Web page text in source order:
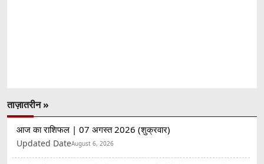
ताज़ातरीन »
आज का राशिफल | 07 अगस्त 2026 (शुक्रवार)
Updated DateAugust 6, 2026